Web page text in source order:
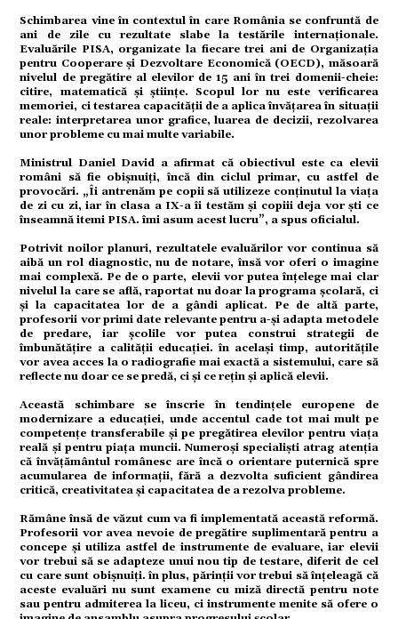
Schimbarea vine în contextul în care România se confruntă de
ani de zile cu rezultate slabe la testările internaționale.
Evaluările PISA, organizate la fiecare trei ani de Organizația
pentru Cooperare și Dezvoltare Economică (OECD), măsoară
nivelul de pregătire al elevilor de 15 ani în trei domenii-cheie:
citire, matematică și științe. Scopul lor nu este verificarea
memoriei, ci testarea capacității de a aplica învățarea în situații
reale: interpretarea unor grafice, luarea de decizii, rezolvarea
unor probleme cu mai multe variabile.
Ministrul Daniel David a afirmat că obiectivul este ca elevii
români să fie obișnuiți, încă din ciclul primar, cu astfel de
provocări. „Îi antrenăm pe copii să utilizeze conținutul la viața
de zi cu zi, iar în clasa a IX-a îi testăm și copiii deja vor ști ce
înseamnă itemi PISA. îmi asum acest lucru”, a spus oficialul.
Potrivit noilor planuri, rezultatele evaluărilor vor continua să
aibă un rol diagnostic, nu de notare, însă vor oferi o imagine
mai complexă. Pe de o parte, elevii vor putea înțelege mai clar
nivelul la care se află, raportat nu doar la programa școlară, ci
și la capacitatea lor de a gândi aplicat. Pe de altă parte,
profesorii vor primi date relevante pentru a-și adapta metodele
de predare, iar școlile vor putea construi strategii de
îmbunătățire a calității educației. în același timp, autoritățile
vor avea acces la o radiografie mai exactă a sistemului, care să
reflecte nu doar ce se predă, ci și ce rețin și aplică elevii.
Această schimbare se înscrie în tendințele europene de
modernizare a educației, unde accentul cade tot mai mult pe
competențe transferabile și pe pregătirea elevilor pentru viața
reală și pentru piața muncii. Numeroși specialiști atrag atenția
că învățământul românesc are încă o orientare puternică spre
acumularea de informații, fără a dezvolta suficient gândirea
critică, creativitatea și capacitatea de a rezolva probleme.
Rămâne însă de văzut cum va fi implementată această reformă.
Profesorii vor avea nevoie de pregătire suplimentară pentru a
concepe și utiliza astfel de instrumente de evaluare, iar elevii
vor trebui să se adapteze unui nou tip de testare, diferit de cel
cu care sunt obișnuiți. în plus, părinții vor trebui să înțeleagă că
aceste evaluări nu sunt examene cu miză directă pentru note
sau pentru admiterea la liceu, ci instrumente menite să ofere o